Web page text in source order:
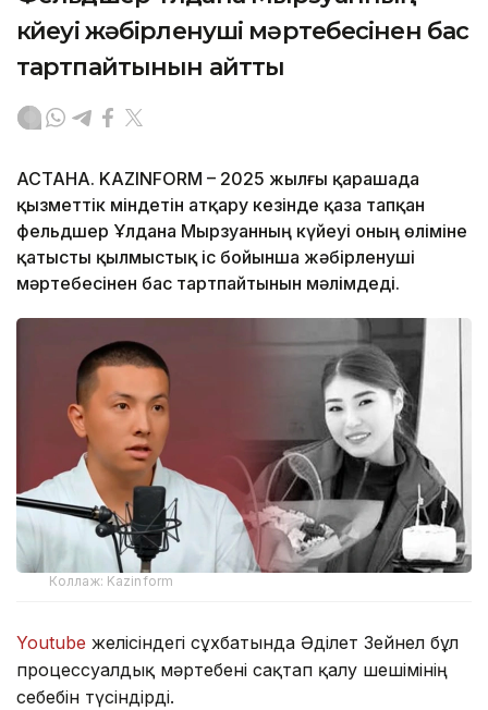
күйеуі жәбірленуші мәртебесінен бас
тартпайтынын айтты
АСТАНА. KAZINFORM – 2025 жылғы қарашада
қызметтік міндетін атқару кезінде қаза тапқан
фельдшер Ұлдана Мырзуанның күйеуі оның өліміне
қатысты қылмыстық іс бойынша жәбірленуші
мәртебесінен бас тартпайтынын мәлімдеді.
Коллаж: Kazinform
Youtube желісіндегі сұхбатында Әділет Зейнел бұл
процессуалдық мәртебені сақтап қалу шешімінің
себебін түсіндірді.